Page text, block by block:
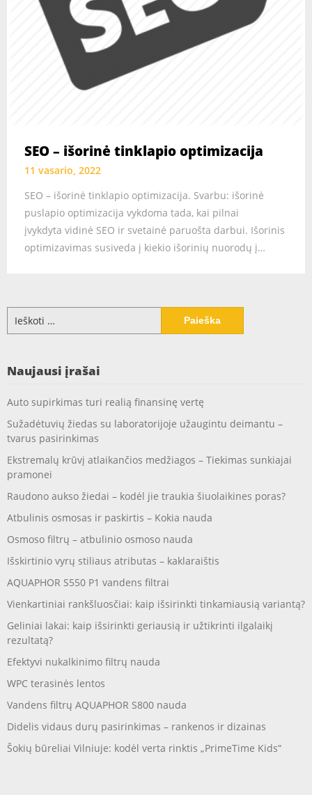
SEO – išorinė tinklapio optimizacija
11 vasario, 2022
SEO – išorinė tinklapio optimizacija. Svarbu: išorinė
puslapio optimizacija vykdoma tada, kai pilnai
įvykdyta vidinė SEO ir svetainė paruošta darbui. Išorinis
optimizavimas susiveda į kiekio išorinių nuorodų į…
Naujausi įrašai
Auto supirkimas turi realią finansinę vertę
Sužadėtuvių žiedas su laboratorijoje užaugintu deimantu –
tvarus pasirinkimas
Ekstremalų krūvį atlaikančios medžiagos – Tiekimas sunkiajai
pramonei
Raudono aukso žiedai – kodėl jie traukia šiuolaikines poras?
Atbulinis osmosas ir paskirtis – Kokia nauda
Osmoso filtrų – atbulinio osmoso nauda
Išskirtinio vyrų stiliaus atributas – kaklaraištis
AQUAPHOR S550 P1 vandens filtrai
Vienkartiniai rankšluosčiai: kaip išsirinkti tinkamiausią variantą?
Geliniai lakai: kaip išsirinkti geriausią ir užtikrinti ilgalaikį
rezultatą?
Efektyvi nukalkinimo filtrų nauda
WPC terasinės lentos
Vandens filtrų AQUAPHOR S800 nauda
Didelis vidaus durų pasirinkimas – rankenos ir dizainas
Šokių būreliai Vilniuje: kodėl verta rinktis „PrimeTime Kids“